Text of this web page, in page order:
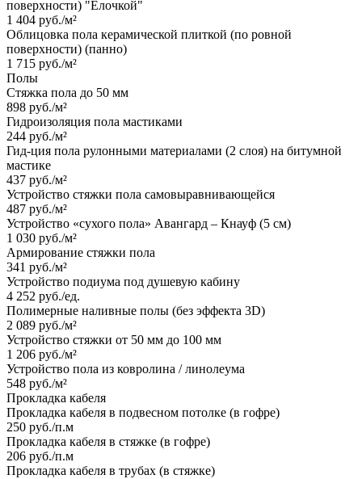
поверхности) "Елочкой"
1 404 руб./м²
Облицовка пола керамической плиткой (по ровной
поверхности) (панно)
1 715 руб./м²
Полы
Стяжка пола до 50 мм
898 руб./м²
Гидроизоляция пола мастиками
244 руб./м²
Гид-ция пола рулонными материалами (2 слоя) на битумной
мастике
437 руб./м²
Устройство стяжки пола самовыравнивающейся
487 руб./м²
Устройство «сухого пола» Авангард – Кнауф (5 cм)
1 030 руб./м²
Армирование стяжки пола
341 руб./м²
Устройство подиума под душевую кабину
4 252 руб./ед.
Полимерные наливные полы (без эффекта 3D)
2 089 руб./м²
Устройство стяжки от 50 мм до 100 мм
1 206 руб./м²
Устройство пола из ковролина / линолеума
548 руб./м²
Прокладка кабеля
Прокладка кабеля в подвесном потолке (в гофре)
250 руб./п.м
Прокладка кабеля в стяжке (в гофре)
206 руб./п.м
Прокладка кабеля в трубах (в стяжке)